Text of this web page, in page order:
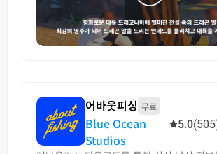
어바웃피싱 무료
Blue Ocean
Studios
5.0